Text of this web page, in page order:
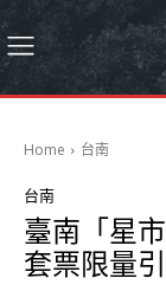
Home 台南
台南
臺南「星
套票限量